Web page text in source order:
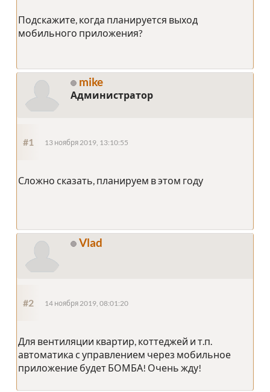
Подскажите, когда планируется выход
мобильного приложения?
mike
Администратор
#1 13 ноября 2019, 13:10:55
Сложно сказать, планируем в этом году
Vlad
#2 14 ноября 2019, 08:01:20
Для вентиляции квартир, коттеджей и т.п.
автоматика с управлением через мобильное
приложение будет БОМБА! Очень жду!